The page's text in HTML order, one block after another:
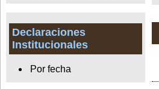
Declaraciones
Institucionales
Por fecha